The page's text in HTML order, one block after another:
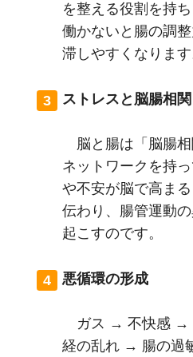
を整える役割を持
働かないと腸の調
滞しやすくなります
ストレスと脳腸相関
脳と腸は「脳腸
ネットワークを持
や不安が脳で高ま
伝わり、腸管運動
起こすのです。
悪循環の形成
ガス → 不快感 →
経の乱れ → 腸の過